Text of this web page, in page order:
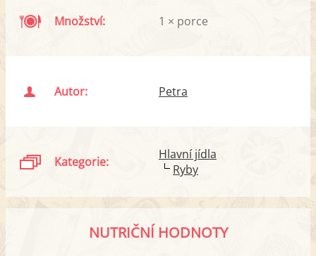
Množství: 1 × porce
Autor: Petra
Kategorie:
Hlavní jídla
Ryby
NUTRIČNÍ HODNOTY